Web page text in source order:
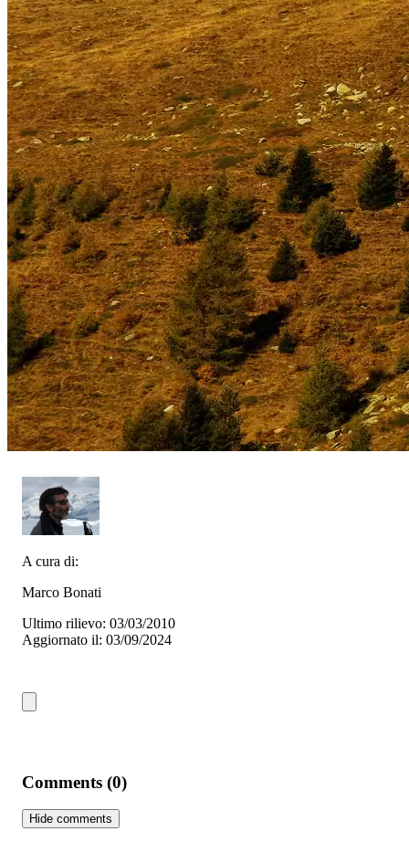
A cura di:
Marco Bonati
Ultimo rilievo: 03/03/2010
Aggiornato il: 03/09/2024
Comments (0)
Hide comments